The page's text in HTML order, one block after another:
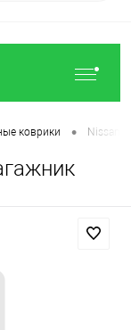
коврики • Nissan